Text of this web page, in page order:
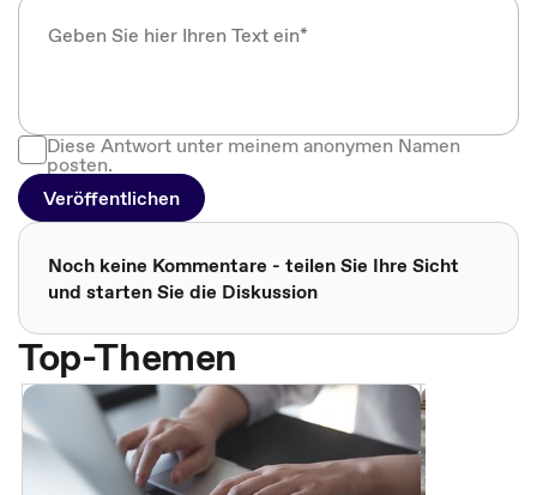
Diese Antwort unter meinem anonymen Namen
posten.
Veröffentlichen
Noch keine Kommentare - teilen Sie Ihre Sicht
und starten Sie die Diskussion
Top-Themen